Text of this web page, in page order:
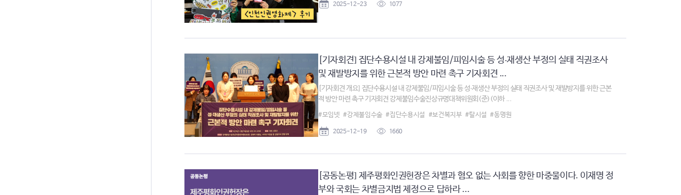
2025-12-23 1077
[기자회견] 집단수용시설 내 강제불임/피임시술 등 성‧재생산 부정의 실태 직권조사
및 재발방지를 위한 근본적 방안 마련 촉구 기자회견 ...
[기자회견 개요] 집단수용시설 내 강제불임/피임시술 등 성‧재생산 부정의 실태 직권조사 및 재발방지를 위한 근본
적 방안 마련 촉구 기자회견 강제불임수술진상규명대책위원회(준)(이하 ...
#모임넷 #강제불임수술 #집단수용시설 #보건복지부 #탈시설 #동명원
2025-12-19 1660
[공동논평] 제주평화인권헌장은 차별과 혐오 없는 사회를 향한 마중물이다. 이재명 정
부와 국회는 차별금지법 제정으로 답하라 ...